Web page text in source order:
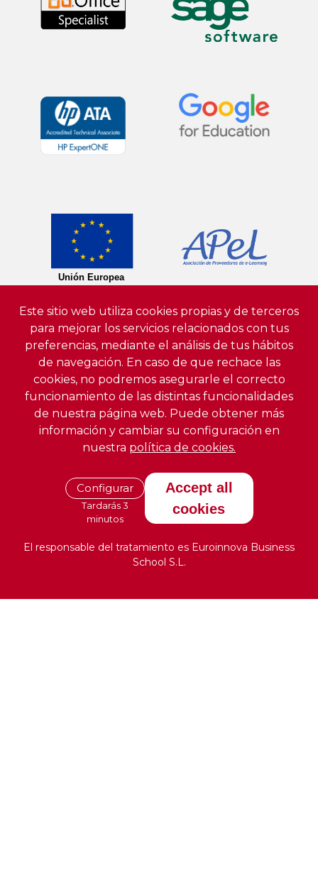
Este sitio web utiliza cookies propias y de terceros
para mejorar los servicios relacionados con tus
preferencias, mediante el análisis de tus hábitos
de navegación. En caso de que rechace las
cookies, no podremos asegurarle el correcto
funcionamiento de las distintas funcionalidades
de nuestra página web. Puede obtener más
información y cambiar su configuración en
nuestra política de cookies.
Configurar
Tardarás 3
minutos
Accept all
cookies
El responsable del tratamiento es Euroinnova Business
School S.L.